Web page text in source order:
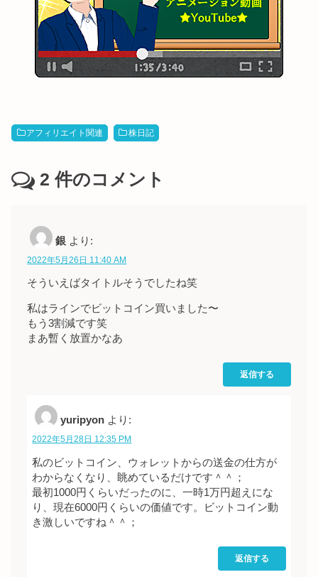
アフィリエイト関連 株日記
2 件のコメント
銀 より:
2022年5月26日 11:40 AM
そういえばタイトルそうでしたね笑
私はラインでビットコイン買いました〜
もう3割減です笑
まあ暫く放置かなあ
返信する
yuripyon より:
2022年5月28日 12:35 PM
私のビットコイン、ウォレットからの送金の仕方が
わからなくなり、眺めているだけです＾＾；
最初1000円くらいだったのに、一時1万円超えにな
り、現在6000円くらいの価値です。ビットコイン動
き激しいですね＾＾；
返信する